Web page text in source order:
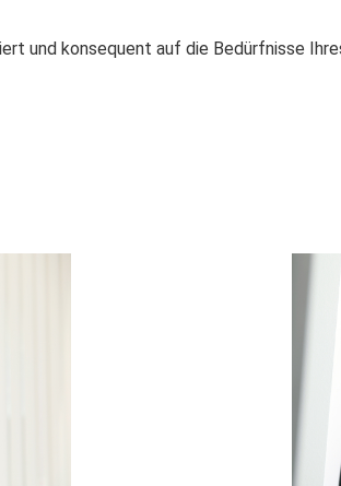
und konsequent auf die Bedürfnisse